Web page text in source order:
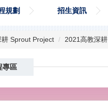
規劃 招生資訊
耕 Sprout Project 2021高教深耕
專區